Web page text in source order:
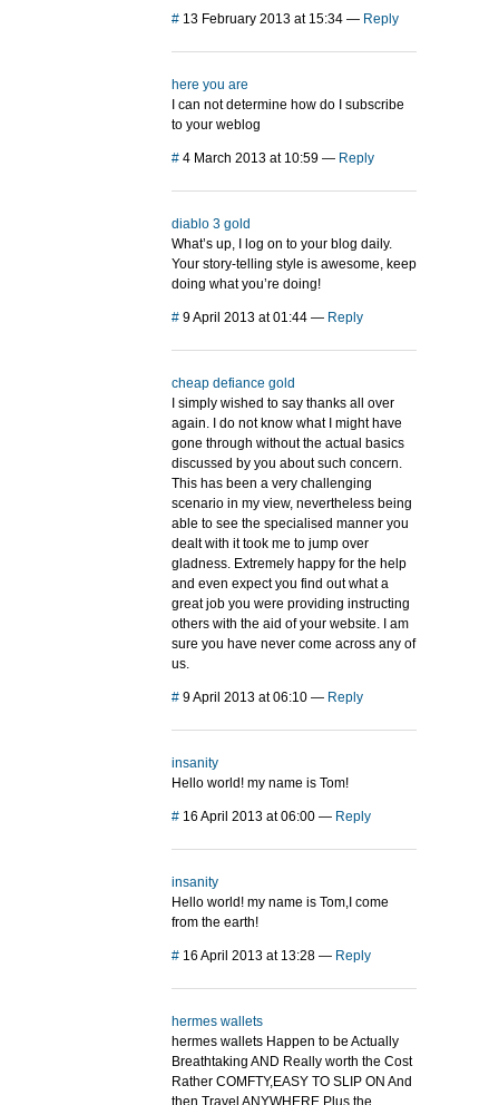
# 13 February 2013 at 15:34 — Reply
here you are
I can not determine how do I subscribe
to your weblog
# 4 March 2013 at 10:59 — Reply
diablo 3 gold
What’s up, I log on to your blog daily.
Your story-telling style is awesome, keep
doing what you’re doing!
# 9 April 2013 at 01:44 — Reply
cheap defiance gold
I simply wished to say thanks all over
again. I do not know what I might have
gone through without the actual basics
discussed by you about such concern.
This has been a very challenging
scenario in my view, nevertheless being
able to see the specialised manner you
dealt with it took me to jump over
gladness. Extremely happy for the help
and even expect you find out what a
great job you were providing instructing
others with the aid of your website. I am
sure you have never come across any of
us.
# 9 April 2013 at 06:10 — Reply
insanity
Hello world! my name is Tom!
# 16 April 2013 at 06:00 — Reply
insanity
Hello world! my name is Tom,I come
from the earth!
# 16 April 2013 at 13:28 — Reply
hermes wallets
hermes wallets Happen to be Actually
Breathtaking AND Really worth the Cost
Rather COMFTY,EASY TO SLIP ON And
then Travel ANYWHERE.Plus the